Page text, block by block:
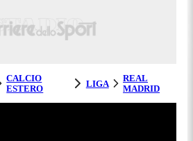
CALCIO
ESTERO
LIGA
REAL
MADRID